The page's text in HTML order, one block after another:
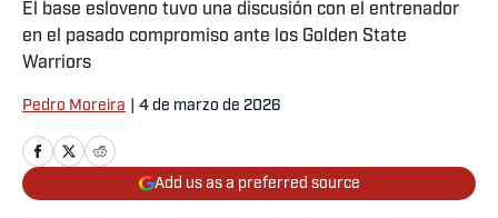
El base esloveno tuvo una discusión con el entrenador
en el pasado compromiso ante los Golden State
Warriors
Pedro Moreira 4 de marzo de 2026
Add us as a preferred source